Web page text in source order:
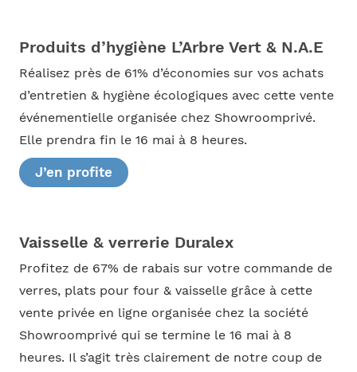
Produits d’hygiène L’Arbre Vert & N.A.E
Réalisez près de 61% d’économies sur vos achats
d’entretien & hygiène écologiques avec cette vente
événementielle organisée chez Showroomprivé.
Elle prendra fin le 16 mai à 8 heures.
J’en profite
Vaisselle & verrerie Duralex
Profitez de 67% de rabais sur votre commande de
verres, plats pour four & vaisselle grâce à cette
vente privée en ligne organisée chez la société
Showroomprivé qui se termine le 16 mai à 8
heures. Il s’agit très clairement de notre coup de